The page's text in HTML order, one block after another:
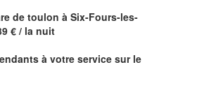
de toulon à Six-Fours-les-
€ / la nuit
à votre service sur le